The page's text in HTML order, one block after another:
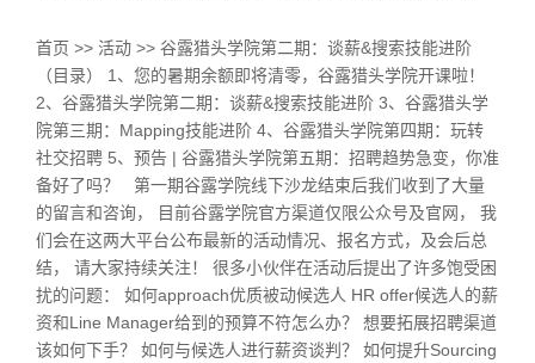
首页 >> 活动 >> 谷露猎头学院第二期：谈薪&搜索技能进阶
（目录） 1、您的暑期余额即将清零，谷露猎头学院开课啦！
2、谷露猎头学院第二期：谈薪&搜索技能进阶 3、谷露猎头学
院第三期：Mapping技能进阶 4、谷露猎头学院第四期：玩转
社交招聘 5、预告 | 谷露猎头学院第五期：招聘趋势急变，你准
备好了吗？ 第一期谷露学院线下沙龙结束后我们收到了大量
的留言和咨询， 目前谷露学院官方渠道仅限公众号及官网， 我
们会在这两大平台公布最新的活动情况、报名方式，及会后总
结， 请大家持续关注！ 很多小伙伴在活动后提出了许多饱受困
扰的问题： 如何approach优质被动候选人 HR offer候选人的薪
资和Line Manager给到的预算不符怎么办？ 想要拓展招聘渠道
该如何下手？ 如何与候选人进行薪资谈判？ 如何提升Sourcing